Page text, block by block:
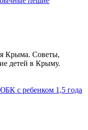
Крыма. Советы,
детей в Крыму.
с ребенком 1,5 года